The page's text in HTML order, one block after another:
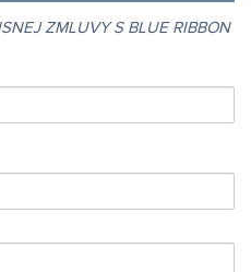
ZMLUVY S BLUE RIBBON